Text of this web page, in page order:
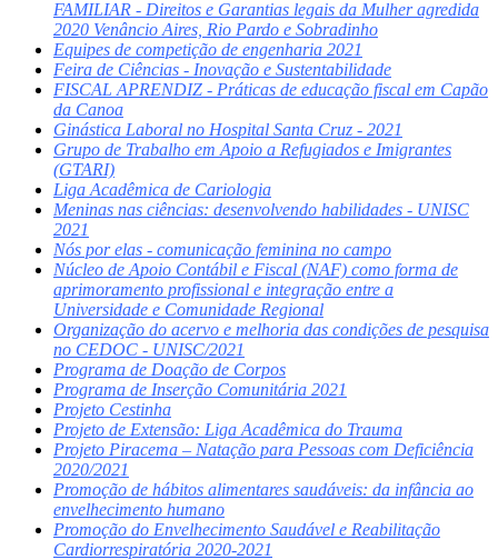
FAMILIAR - Direitos e Garantias legais da Mulher agredida
2020 Venâncio Aires, Rio Pardo e Sobradinho
Equipes de competição de engenharia 2021
Feira de Ciências - Inovação e Sustentabilidade
FISCAL APRENDIZ - Práticas de educação fiscal em Capão
da Canoa
Ginástica Laboral no Hospital Santa Cruz - 2021
Grupo de Trabalho em Apoio a Refugiados e Imigrantes
(GTARI)
Liga Acadêmica de Cariologia
Meninas nas ciências: desenvolvendo habilidades - UNISC
2021
Nós por elas - comunicação feminina no campo
Núcleo de Apoio Contábil e Fiscal (NAF) como forma de
aprimoramento profissional e integração entre a
Universidade e Comunidade Regional
Organização do acervo e melhoria das condições de pesquisa
no CEDOC - UNISC/2021
Programa de Doação de Corpos
Programa de Inserção Comunitária 2021
Projeto Cestinha
Projeto de Extensão: Liga Acadêmica do Trauma
Projeto Piracema – Natação para Pessoas com Deficiência
2020/2021
Promoção de hábitos alimentares saudáveis: da infância ao
envelhecimento humano
Promoção do Envelhecimento Saudável e Reabilitação
Cardiorrespiratória 2020-2021